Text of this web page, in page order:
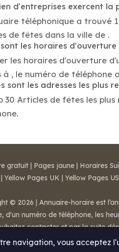
d'entreprises exercent la
téléphonique a trouvé
de fêtes dans la ville de .
sont les horaires
les horaires d'ouverture
à , le numéro de téléphone
sont les adresses les plus
30 Articles de fêtes les
navigation, vous acceptez
gratuit | Pages jaune | Horaires
| Yellow Pages UK | Yellow Pages
© 2026 | Annuaire-horaire est
d'un numéro de téléphone, les
contacter et par la suite
légales-Conditions de ventes-